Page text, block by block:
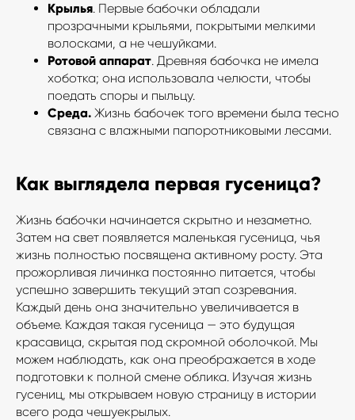
Крылья. Первые бабочки обладали
прозрачными крыльями, покрытыми мелкими
волосками, а не чешуйками.
Ротовой аппарат. Древняя бабочка не имела
хоботка; она использовала челюсти, чтобы
поедать споры и пыльцу.
Среда. Жизнь бабочек того времени была тесно
связана с влажными папоротниковыми лесами.
Как выглядела первая гусеница?
Жизнь бабочки начинается скрытно и незаметно.
Затем на свет появляется маленькая гусеница, чья
жизнь полностью посвящена активному росту. Эта
прожорливая личинка постоянно питается, чтобы
успешно завершить текущий этап созревания.
Каждый день она значительно увеличивается в
объеме. Каждая такая гусеница — это будущая
красавица, скрытая под скромной оболочкой. Мы
можем наблюдать, как она преображается в ходе
подготовки к полной смене облика. Изучая жизнь
гусениц, мы открываем новую страницу в истории
всего рода чешуекрылых.